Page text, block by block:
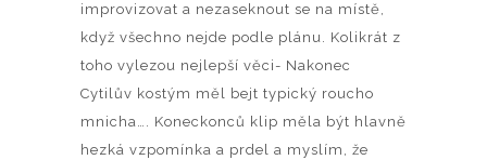
improvizovat a nezaseknout se na místě,
když všechno nejde podle plánu. Kolikrát z
toho vylezou nejlepší věci- Nakonec
Cytilův kostým měl bejt typický roucho
mnicha…. Koneckonců klip měla být hlavně
hezká vzpomínka a prdel a myslím, že